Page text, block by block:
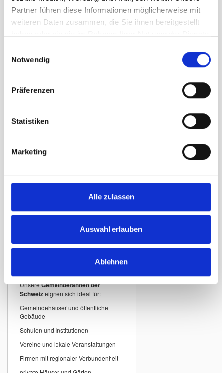
Partner führen diese Informationen möglicherweise mit
weiteren Daten zusammen, die Sie ihnen bereitgestellt
Notwendig
Präferenzen
Statistiken
Marketing
Alle zulassen
Auswahl erlauben
Ablehnen
Gemeindefahne Chur
und Wappen exakt den offiziellen
Gemeindefahnen
Höchste Farbechtheit
und langlebige Farben
Fahnenmaterial
🌦Wetterfest und UV-beständig–
– verstärkte
🏛Originalgetreue Wappen–
Einsatzbereiche für
UnsereGemeindefahnen der
Schweizeignen sich ideal für:
Gemeindehäuser und öffentliche
Gebäude
Schulen und Institutionen
Vereine und lokale Veranstaltungen
Firmen mit regionaler Verbundenheit